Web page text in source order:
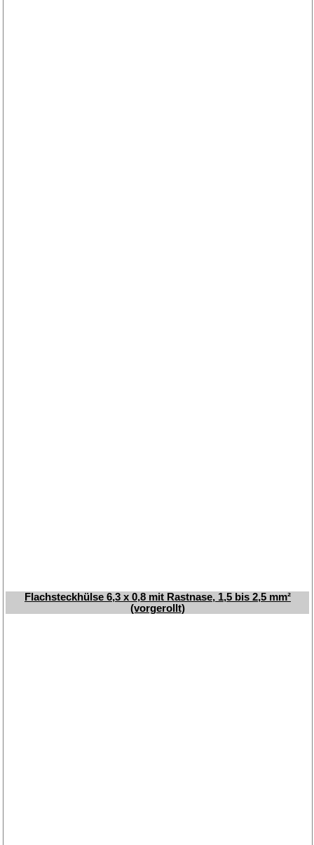
Flachsteckhülse 6,3 x 0,8 mit Rastnase, 1,5 bis 2,5 mm²
(vorgerollt)